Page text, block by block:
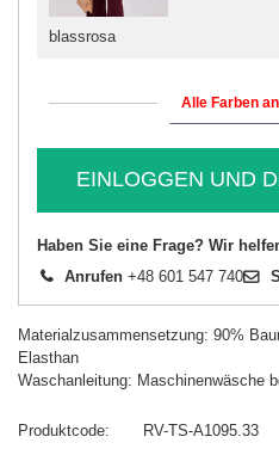
blassrosa
Alle Farben
EINLOGGEN UND
Haben Sie eine Frage? Wir
Anrufen +48 601 547 740
Materialzusammensetzung: 90%
Elasthan
Waschanleitung: Maschinenwäsche
Produktcode
RV-TS-A1095.33